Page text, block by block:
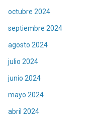
octubre 2024
septiembre 2024
agosto 2024
julio 2024
junio 2024
mayo 2024
abril 2024